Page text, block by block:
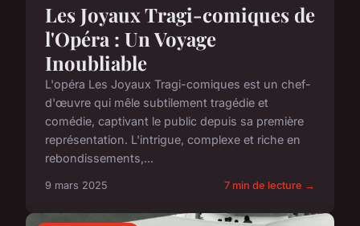
Les Joyaux Tragi-comiques de
l'Opéra : Un Voyage
Inoubliable
L'opéra Les Joyaux Tragi-comiques est un chef-
d'œuvre qui mêle subtilement tragédie et
comédie, captivant le public depuis sa première
représentation. L'intrigue, complexe et riche en
rebondissements,...
9 mars 2025 7 min de lecture →